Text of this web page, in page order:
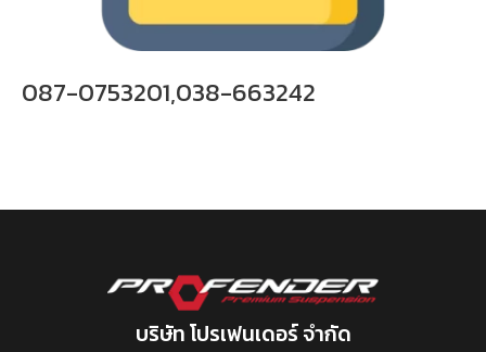
087-0753201,038-663242
บริษัท โปรเฟนเดอร์ จำกัด